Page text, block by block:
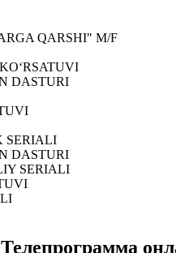
QARSHI" M/F
DASTURI
SERIALI
DASTURI
SERIALI